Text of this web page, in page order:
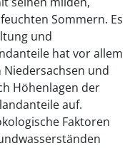
Sommern. Es
und
hat vor allem
und
Höhenlagen der
auf.
Faktoren